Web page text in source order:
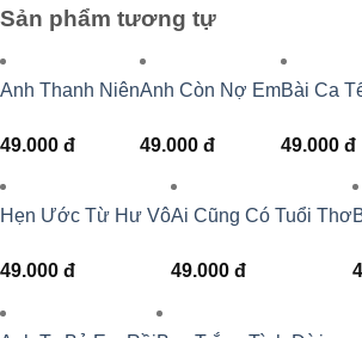
Sản phẩm tương tự
Anh Thanh Niên
49.000 đ
Anh Còn Nợ Em
49.000 đ
Bài Ca
49.000 đ
Hẹn Ước Từ Hư Vô
49.000 đ
Ai Cũng Có Tuổi Thơ
49.000 đ